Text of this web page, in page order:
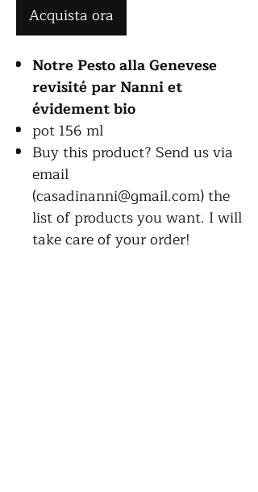
Acquista ora
Notre Pesto alla Genevese
revisité par Nanni et
évidement bio
pot 156 ml
Buy this product? Send us via
email
(casadinanni@gmail.com) the
list of products you want. I will
take care of your order!